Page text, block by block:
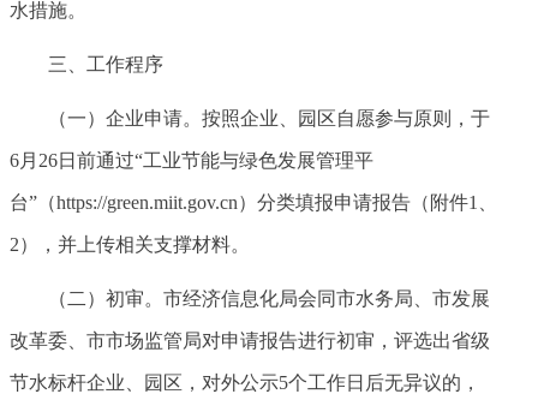
水措施。
三、工作程序
（一）企业申请。按照企业、园区自愿参与原则，于
6月26日前通过“工业节能与绿色发展管理平
台”（https://green.miit.gov.cn）分类填报申请报告（附件1、
2），并上传相关支撑材料。
（二）初审。市经济信息化局会同市水务局、市发展
改革委、市市场监管局对申请报告进行初审，评选出省级
节水标杆企业、园区，对外公示5个工作日后无异议的，